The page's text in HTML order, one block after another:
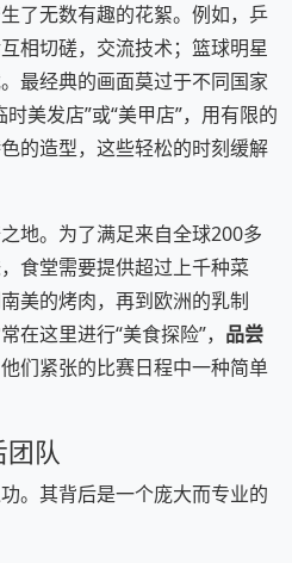
了无数有趣的花絮。例如，乒
相切磋，交流技术；篮球明星
最经典的画面莫过于不同国家
美发店”或“美甲店”，用有限的
的造型，这些轻松的时刻缓解
地。为了满足来自全球200多
食堂需要提供超过上千种菜
美的烤肉，再到欧洲的乳制
在这里进行“美食探险”， 品尝
们紧张的比赛日程中一种简单
队
。其背后是一个庞大而专业的